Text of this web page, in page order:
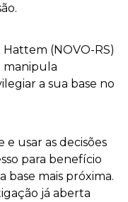
(NOVO-RS)
manipula
a sua base no
usar as decisões
para benefício
base mais próxima.
já aberta